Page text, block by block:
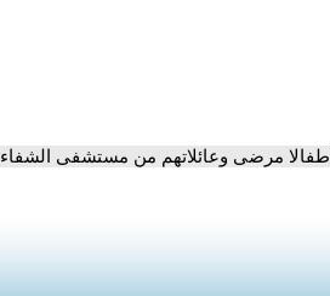
مرضى وعائلاتهم من مستشفى الشفاء